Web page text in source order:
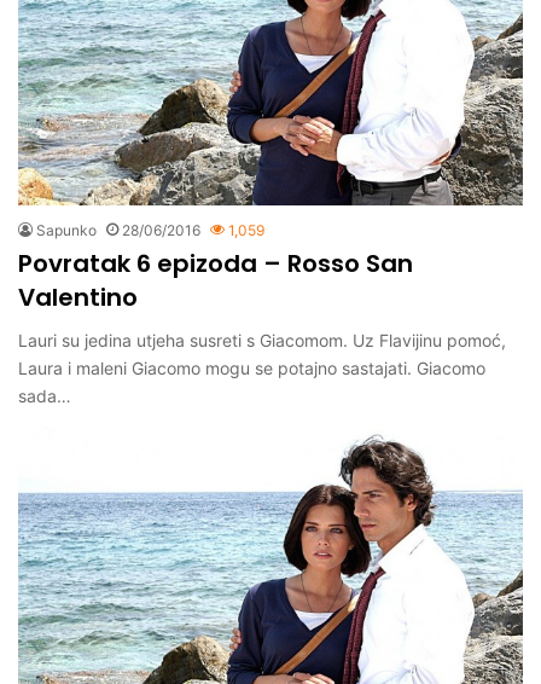
Sapunko 28/06/2016 1,059
Povratak 6 epizoda – Rosso San
Valentino
Lauri su jedina utjeha susreti s Giacomom. Uz Flavijinu pomoć,
Laura i maleni Giacomo mogu se potajno sastajati. Giacomo
sada…